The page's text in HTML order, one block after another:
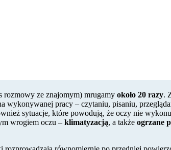
rozmowy ze znajomym) mrugamy około 20 razy.
wykonywanej pracy – czytaniu, pisaniu,
sytuacje, które powodują, że oczy nie
wrogiem oczu – klimatyzacją, a także ogrzane